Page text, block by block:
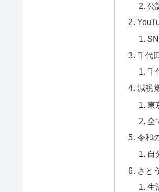
公
千代
千
減税
東
全
令和
自
さと
生